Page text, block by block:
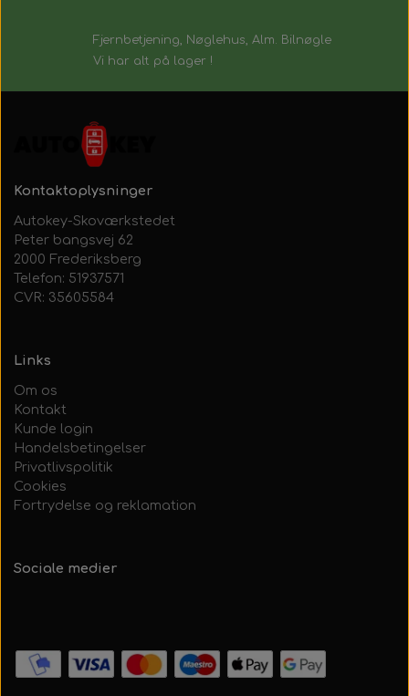
Fjernbetjening, Nøglehus, Alm. Bilnøgle
Vi har alt på lager !
Kontaktoplysninger
Autokey-Skoværkstedet
Peter bangsvej 62
2000 Frederiksberg
Telefon: 51937571
CVR: 35605584
Links
Om os
Kontakt
Kunde login
Handelsbetingelser
Privatlivspolitik
Cookies
Fortrydelse og reklamation
Sociale medier